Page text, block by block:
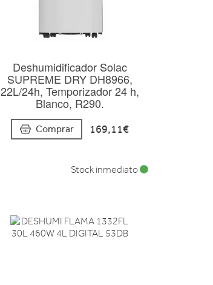
Deshumidificador Solac
SUPREME DRY DH8966,
22L/24h, Temporizador 24 h,
Blanco, R290.
Comprar 169,11€
Stock inmediato